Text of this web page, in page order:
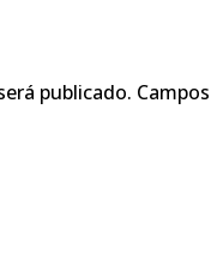
publicado.